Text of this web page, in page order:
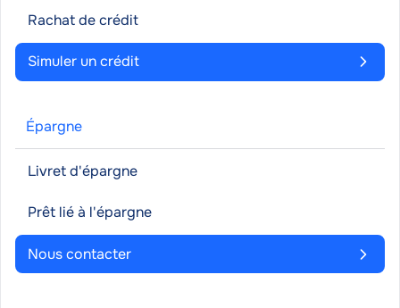
Rachat de crédit
Simuler un crédit
Épargne
Livret d'épargne
Prêt lié à l'épargne
Nous contacter